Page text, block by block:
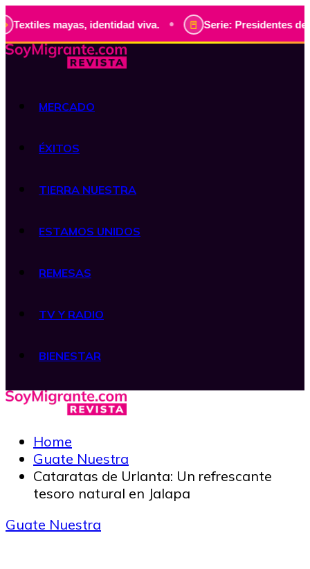
mayas, identidad viva. • Serie: Presidentes de
MERCADO
ÉXITOS
TIERRA NUESTRA
ESTAMOS UNIDOS
REMESAS
TV Y RADIO
BIENESTAR
Home
Guate Nuestra
Cataratas de Urlanta: Un refrescante
tesoro natural en Jalapa
Guate Nuestra